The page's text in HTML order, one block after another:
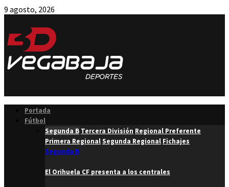
9 agosto, 2026
Portada
Fútbol
Segunda B Tercera División Regional Preferente
Primera RegionalSegunda Regional Fichajes
Segunda B
El Orihuela CF presenta a los centrales